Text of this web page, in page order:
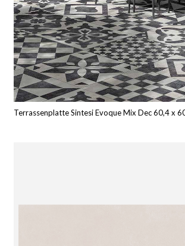
Terrassenplatte Sintesi Evoque Mix Dec 60,4 x